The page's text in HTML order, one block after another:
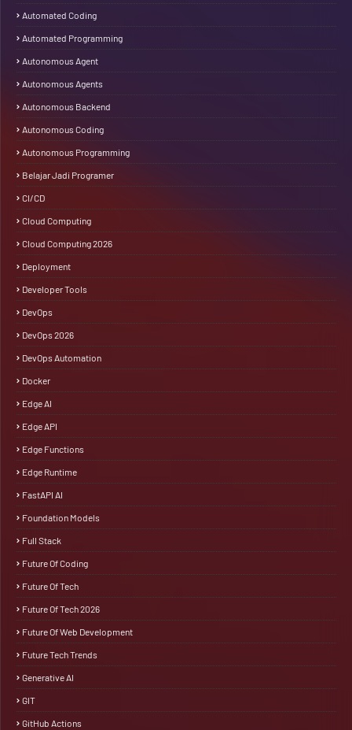
Automated Coding
Automated Programming
Autonomous Agent
Autonomous Agents
Autonomous Backend
Autonomous Coding
Autonomous Programming
Belajar Jadi Programer
CI/CD
Cloud Computing
Cloud Computing 2026
Deployment
Developer Tools
DevOps
DevOps 2026
DevOps Automation
Docker
Edge AI
Edge API
Edge Functions
Edge Runtime
FastAPI AI
Foundation Models
Full Stack
Future Of Coding
Future Of Tech
Future Of Tech 2026
Future Of Web Development
Future Tech Trends
Generative AI
GIT
GitHub Actions